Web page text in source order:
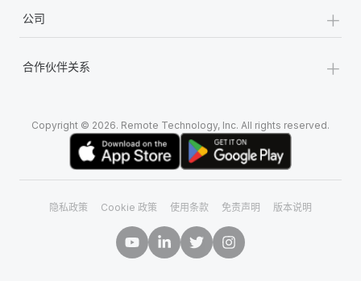
公司 +
合作伙伴关系 +
Copyright © 2026. Remote Technology, Inc. All rights reserved.
隐私政策 Cookie 政策 使用条款 免责声明 版本说明